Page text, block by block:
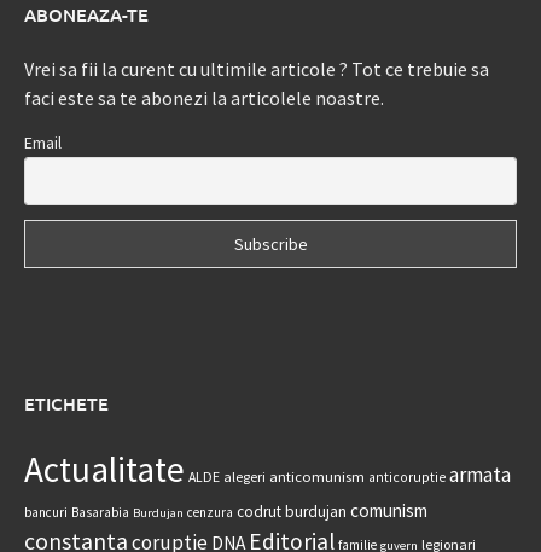
ABONEAZA-TE
Vrei sa fii la curent cu ultimile articole ? Tot ce trebuie sa
faci este sa te abonezi la articolele noastre.
Email
ETICHETE
Actualitate ALDE alegeri anticomunism anticoruptie armata
bancuri Basarabia Burdujan cenzura codrut burdujan comunism
constantacoruptie DNA Editorial familie guvern legionari